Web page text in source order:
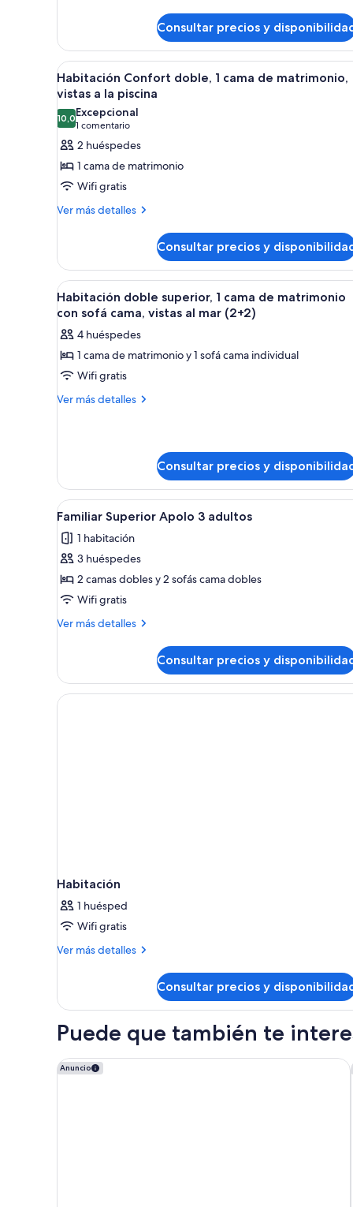
al
mar
Deluxe
doble,
1
cama
matrimonio,
vistas
al
mar
Consultar precios y
Abrir
todas
las
fotos
de
Habitación
Confort
doble,
1
matrimonio,
vistas
a
la
piscina
Habitación de hotel moderna
7
Habitación Confort doble, 1 cama de matrimonio,
vistas a la piscina
10,010,0 de 10
Excepcional
1 comentario
(1 comentario)
2 huéspedes
1 cama de matrimonio
Wifi gratis
Ver más detalles
Más
Confort
doble,
1
cama
matrimonio,
vistas
la
piscina
Consultar precios y
Abrir
todas
las
fotos
de
Habitación
doble
matrimonio
con
sofá
cama,
vistas
al
mar
(2+2)
Una habitación de hotel
7
Habitación doble superior, 1 cama de matrimonio
con sofá cama, vistas al mar (2+2)
4 huéspedes
1 cama de matrimonio y 1 sofá cama individual
Wifi gratis
Ver más detalles
Más
1
cama
de
con
sofá
vistas
al
(2+2)
Consultar precios y
Abrir
todas
las
fotos
de
Familiar
Superior
adultos
Habitación de hotel moderna
7
Familiar Superior Apolo 3 adultos
1 habitación
3 huéspedes
2 camas dobles y 2 sofás cama dobles
Wifi gratis
Ver más detalles
Más
Superior
Apolo
3
Consultar precios y
Habitación
1 huésped
Wifi gratis
Ver más detalles
Más
Consultar precios y
Puede que también te
Anuncio
Iberostar Selection Jardín del Sol Suites - Adults